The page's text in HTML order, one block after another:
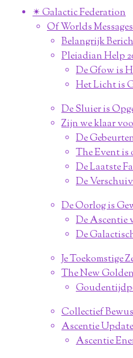
✴︎ Galactic Federation
Of Worlds
Belangrijk
Pleiadian Help
De Gfow is
Het Licht is
De Sluier is
Zijn we klaar
De
The Event is
De Laatste
De
De Oorlog is
De Ascentie
De
Je Toekomstige
The New
Collectief
Ascentie
Ascentie